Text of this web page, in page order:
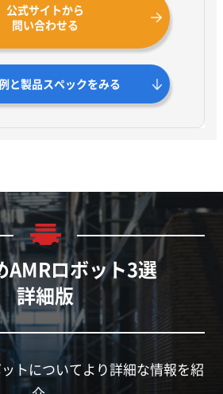
公式サイトから
問い合わせる
と製品スペックをみる
AMRロボット3選
詳細版
ットについてより詳細な情報を紹